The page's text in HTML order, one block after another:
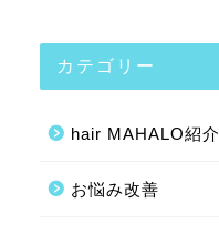
カテゴリー
hair MAHALO紹介
お悩み改善